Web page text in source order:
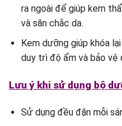
ra ngoài để giúp kem
và săn chắc da.
Kem dưỡng giúp khóa
duy trì độ ẩm và bảo vệ
Lưu ý khi sử dụng bộ
Sử dụng đều đặn mỗi